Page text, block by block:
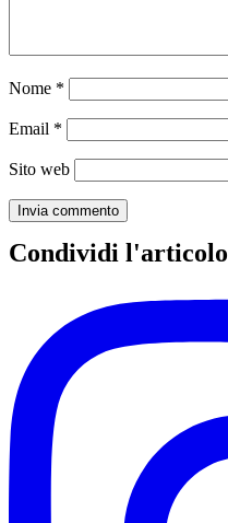
Nome *
Email *
Sito web
Condividi l'articolo